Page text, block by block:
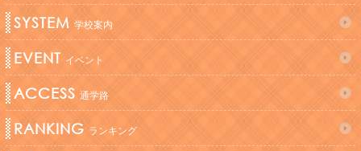
SYSTEM 学校案内
EVENT イベント
ACCESS 通学路
RANKING ランキング